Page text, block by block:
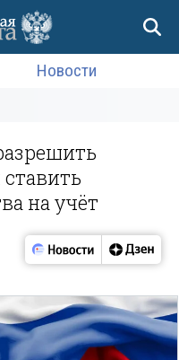
Новости
на учёт